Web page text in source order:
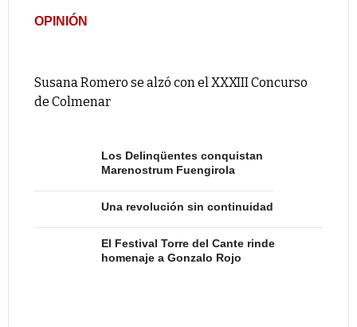
OPINIÓN
Susana Romero se alzó con el XXXIII Concurso
de Colmenar
Los Delinqüentes conquistan
Marenostrum Fuengirola
Una revolución sin continuidad
El Festival Torre del Cante rinde
homenaje a Gonzalo Rojo